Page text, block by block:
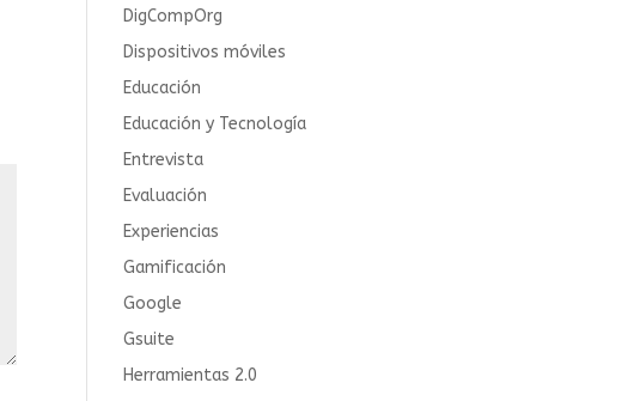
DigCompOrg
Dispositivos móviles
Educación
Educación y Tecnología
Entrevista
Evaluación
Experiencias
Gamificación
Google
Gsuite
Herramientas 2.0